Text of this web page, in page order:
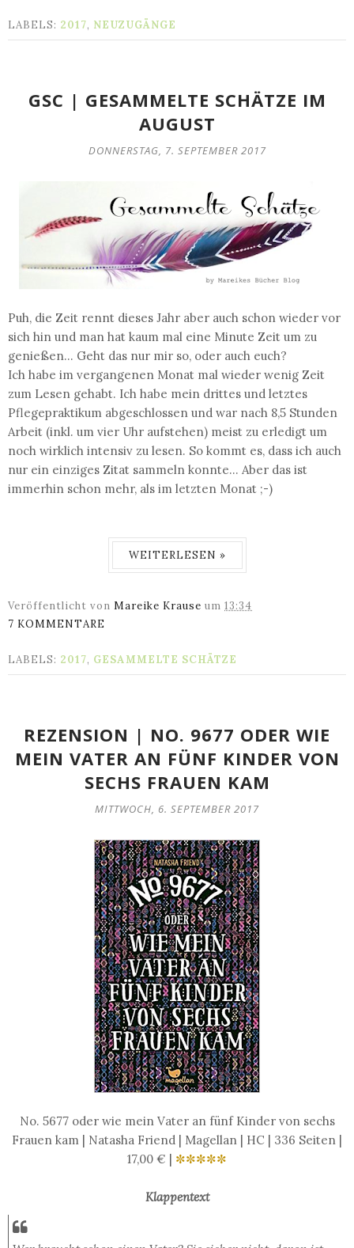
LABELS: 2017, NEUZUGÄNGE
GSC | GESAMMELTE SCHÄTZE IM
AUGUST
DONNERSTAG, 7. SEPTEMBER 2017
Puh, die Zeit rennt dieses Jahr aber auch schon wieder vor
sich hin und man hat kaum mal eine Minute Zeit um zu
genießen... Geht das nur mir so, oder auch euch?
Ich habe im vergangenen Monat mal wieder wenig Zeit
zum Lesen gehabt. Ich habe mein drittes und letztes
Pflegepraktikum abgeschlossen und war nach 8,5 Stunden
Arbeit (inkl. um vier Uhr aufstehen) meist zu erledigt um
noch wirklich intensiv zu lesen. So kommt es, dass ich auch
nur ein einziges Zitat sammeln konnte... Aber das ist
immerhin schon mehr, als im letzten Monat ;-)
WEITERLESEN »
Veröffentlicht von Mareike Krause um 13:34
7 KOMMENTARE
LABELS: 2017, GESAMMELTE SCHÄTZE
REZENSION | NO. 9677 ODER WIE
MEIN VATER AN FÜNF KINDER VON
SECHS FRAUEN KAM
MITTWOCH, 6. SEPTEMBER 2017
No. 5677 oder wie mein Vater an fünf Kinder von sechs
Frauen kam | Natasha Friend | Magellan | HC | 336 Seiten |
17,00 € | ✼✼✼✼✼
Klappentext